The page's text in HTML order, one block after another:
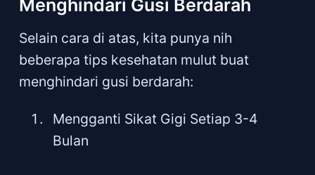
Menghindari Gusi Berdarah
Selain cara di atas, kita punya nih
beberapa tips kesehatan mulut buat
menghindari gusi berdarah:
Mengganti Sikat Gigi Setiap 3-4
Bulan